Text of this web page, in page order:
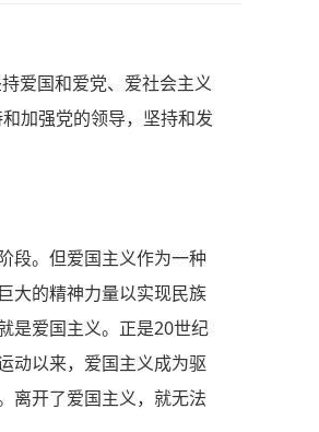
爱国和爱党、爱社会主义
加强党的领导，坚持和发
段。但爱国主义作为一种
大的精神力量以实现民族
是爱国主义。正是20世纪
动以来，爱国主义成为驱
离开了爱国主义，就无法